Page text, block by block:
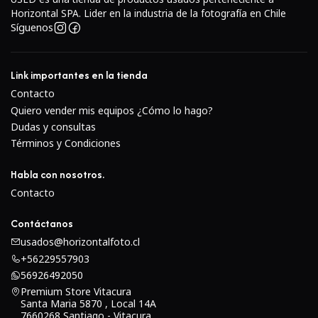
permite control creativo total, ideal para fotografía
analógica y adaptaciones a digital.
Especificaciones técnicas
Montura:
Rango focal: 35–70 mm
Apertura máxima:
Apertura mínima:
Distancia mínima de enfoque:
Enfoque:
Construcción:
plástico de alta calidad
Horizontal SPA. Lider en la industria de la fotografía en Chile
Síguenos
Link importantes en la tienda
Contacto
Quiero vender mis equipos ¿Cómo lo hago?
Dudas y consultas
Términos y Condiciones
Habla con nosotros.
Contacto
Contáctanos
usados@horizontalfoto.cl
+56229557903
56926492050
Premium Store Vitacura
Santa Maria 5870 , Local 14A